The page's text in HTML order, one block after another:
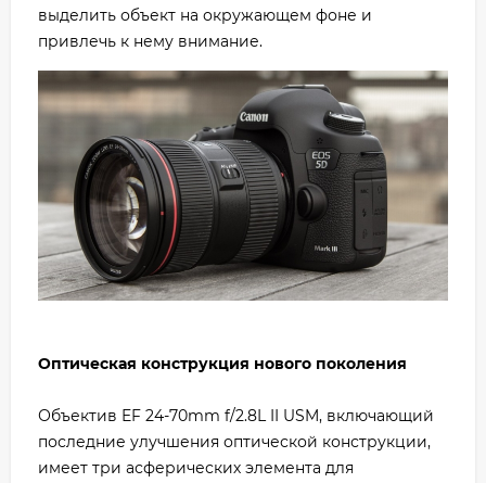
выделить объект на окружающем фоне и
привлечь к нему внимание.
Оптическая конструкция нового поколения
Объектив EF 24-70mm f/2.8L II USM, включающий
последние улучшения оптической конструкции,
имеет три асферических элемента для